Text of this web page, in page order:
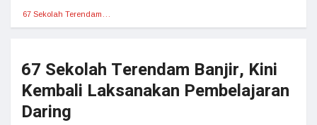
67 Sekolah Terendam…
67 Sekolah Terendam Banjir, Kini
Kembali Laksanakan Pembelajaran
Daring